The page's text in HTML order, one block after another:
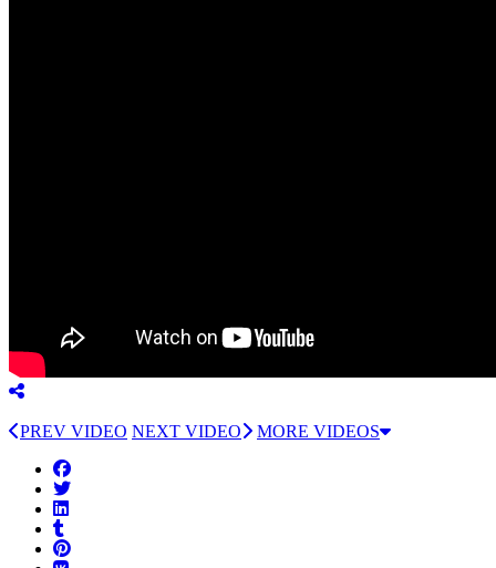
PREV VIDEO NEXT VIDEO MORE VIDEOS